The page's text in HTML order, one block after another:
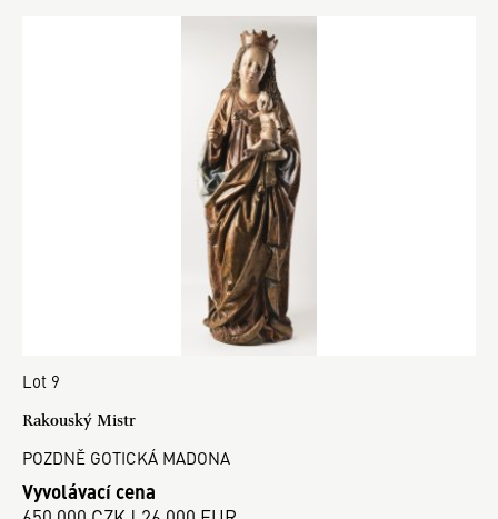
Lot 9
Rakouský Mistr
POZDNĚ GOTICKÁ MADONA
Vyvolávací cena